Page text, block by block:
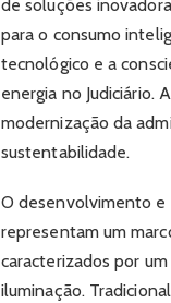
de soluções
para o consumo
tecnológico e a
energia no Judiciário.
modernização da
sustentabilidade.
O desenvolvimento e
representam um
caracterizados por
iluminação.